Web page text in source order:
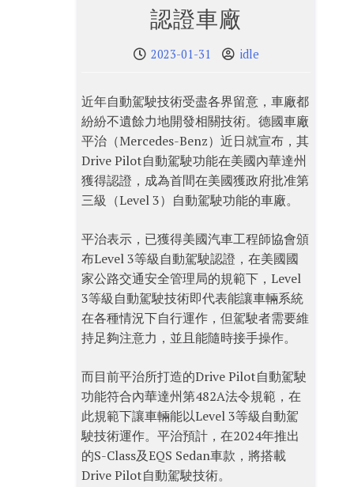
認證車廠
2023-01-31 idle
近年自動駕駛技術受盡各界留意，車廠都
紛紛不遺餘力地開發相關技術。德國車廠
平治（Mercedes-Benz）近日就宣布，其
Drive Pilot自動駕駛功能在美國內華達州
獲得認證，成為首間在美國獲政府批准第
三級（Level 3）自動駕駛功能的車廠。
平治表示，已獲得美國汽車工程師協會頒
布Level 3等級自動駕駛認證，在美國國
家公路交通安全管理局的規範下，Level
3等級自動駕駛技術即代表能讓車輛系統
在各種情況下自行運作，但駕駛者需要維
持足夠注意力，並且能隨時接手操作。
而目前平治所打造的Drive Pilot自動駕駛
功能符合內華達州第482A法令規範，在
此規範下讓車輛能以Level 3等級自動駕
駛技術運作。平治預計，在2024年推出
的S-Class及EQS Sedan車款，將搭載
Drive Pilot自動駕駛技術。